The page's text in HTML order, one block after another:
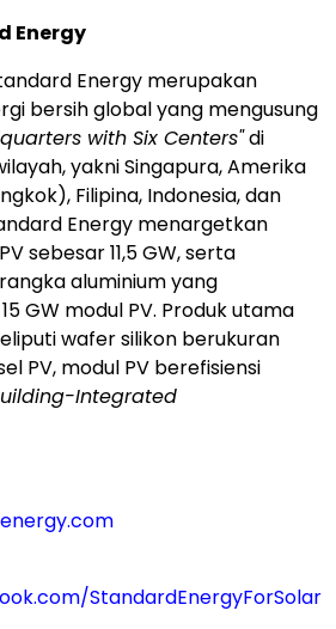
Energy
Energy merupakan
bersih global yang mengusung
with Six Centers"di
yakni Singapura, Amerika
Filipina, Indonesia, dan
Energy menargetkan
sebesar 11,5 GW, serta
aluminium yang
GW modul PV. Produk utama
wafer silikon berukuran
PV, modul PV berefisiensi
Integrated
StandardEnergyForSolar